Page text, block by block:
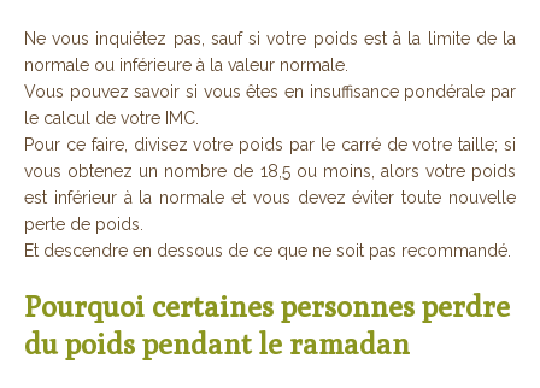
Ne vous inquiétez pas, sauf si votre poids est à la limite de la
normale ou inférieure à la valeur normale.
Vous pouvez savoir si vous êtes en insuffisance pondérale par
le calcul de votre IMC.
Pour ce faire, divisez votre poids par le carré de votre taille; si
vous obtenez un nombre de 18,5 ou moins, alors votre poids
est inférieur à la normale et vous devez éviter toute nouvelle
perte de poids.
Et descendre en dessous de ce que ne soit pas recommandé.
Pourquoi certaines personnes perdre
du poids pendant le ramadan